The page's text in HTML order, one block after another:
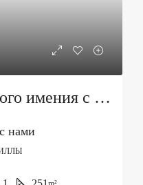
Продажа уникального имения с тремя объектами и бассейном
нами